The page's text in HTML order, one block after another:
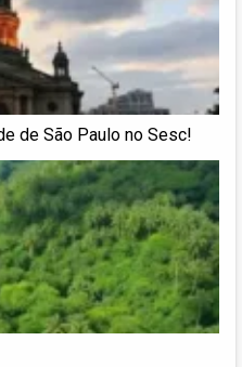
de São Paulo no Sesc!